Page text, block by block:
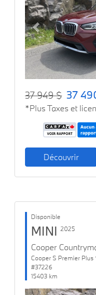
Previous
37 949 $ 37
*Plus Taxes et
Découvrir
Disponible
MINI 2025
Cooper
Cooper S Premier
#37226
15403 km